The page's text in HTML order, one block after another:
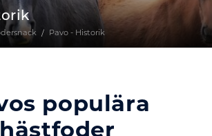
Pavo - Historik
populära